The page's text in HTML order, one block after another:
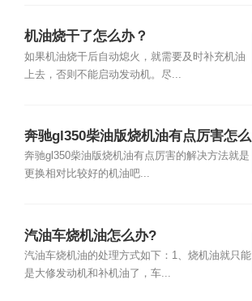
机油烧干了怎么办？
如果机油烧干后自动熄火，就需要及时补充机油
上去，否则不能启动发动机。尽...
奔驰gl350柴油版烧机油有点厉害怎么
办?
奔驰gl350柴油版烧机油有点厉害的解决方法就是
更换相对比较好的机油吧...
汽油车烧机油怎么办?
汽油车烧机油的处理方式如下：1、烧机油就只能
是大修发动机和补机油了，车...